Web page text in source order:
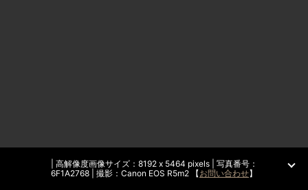
| 高解像度画像サイズ：8192 x 5464 pixels | 写真番号：
6F1A2768 | 撮影：Canon EOS R5m2 【お問い合わせ】